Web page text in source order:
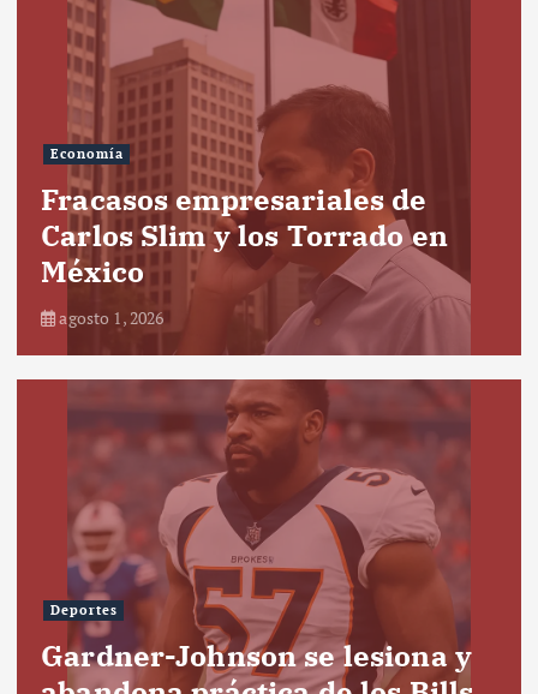
Economía
Fracasos empresariales de
Carlos Slim y los Torrado en
México
agosto 1, 2026
Deportes
Gardner-Johnson se lesiona y